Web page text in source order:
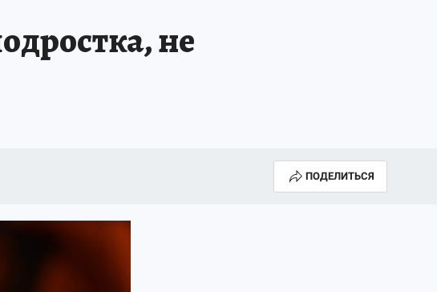
не
ПОДЕЛИТЬСЯ